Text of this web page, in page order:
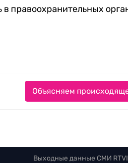
в правоохранительных
Объясняем
Выходные данные СМИ RTVI